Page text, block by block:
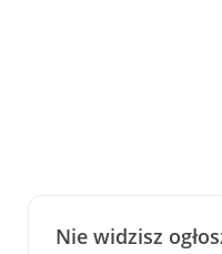
Nie widzisz